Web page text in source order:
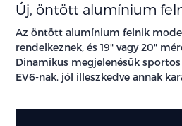
Új, öntött alumínium
Az öntött alumínium felnik
rendelkeznek, és 19" vagy 20"
Dinamikus megjelenésük
EV6-nak, jól illeszkedve annak